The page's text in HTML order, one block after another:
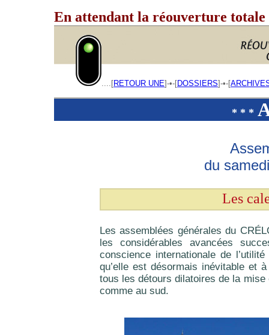
En attendant la réouverture totale
....[RETOUR UNE]-•-[DOSSIERS]-•-[
* * *
du
Les
Les assemblées générales du
les considérables avancées
conscience internationale de
qu’elle est désormais inévitable et
tous les détours dilatoires de la
comme au sud.